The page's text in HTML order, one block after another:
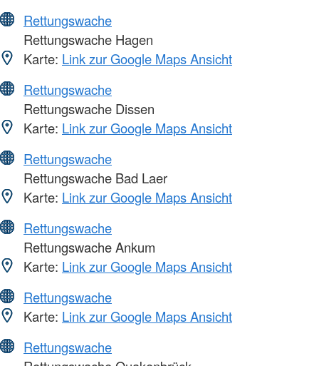
Rettungswache
Rettungswache Hagen
Karte: Link zur Google Maps Ansicht
Rettungswache
Rettungswache Dissen
Karte: Link zur Google Maps Ansicht
Rettungswache
Rettungswache Bad Laer
Karte: Link zur Google Maps Ansicht
Rettungswache
Rettungswache Ankum
Karte: Link zur Google Maps Ansicht
Rettungswache
Karte: Link zur Google Maps Ansicht
Rettungswache